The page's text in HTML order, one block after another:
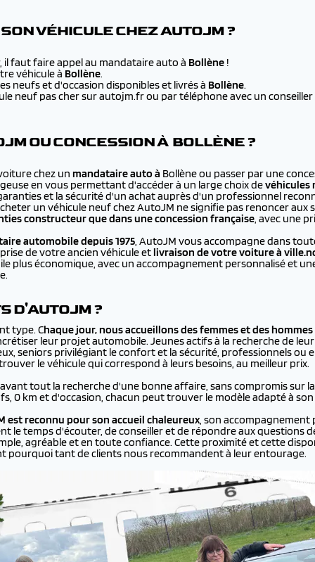
VÉHICULE CHEZ AUTOJM ?
faut faire appel au mandataire auto à Bollène !
véhicule à Bollène.
neufs et d'occasion disponibles et livrés à Bollène.
neuf pas cher sur autojm.fr ou par téléphone avec un conseiller
OU CONCESSION À BOLLÈNE ?
chez un mandataire auto à Bollène ou passer par une
en vous permettant d'accéder à un large choix devéhicules
et la sécurité d'un achat auprès d'un professionnel
un véhicule neuf chez AutoJM ne signifie pas renoncer
constructeur que dans une concession française, avec une
automobile depuis 1975, AutoJM vous accompagne dans
de votre ancien véhicule etlivraison de votre voiture à
plus économique, avec un accompagnement personnalisé et
D'AUTOJM ?
type. Chaque jour, nous accueillons des femmes et des
leur projet automobile. Jeunes actifs à la recherche de
seniors privilégiant le confort et la sécurité, professionnels ou
le véhicule qui correspond à leurs besoins, au meilleur prix.
tout la recherche d'une bonne affaire, sans compromis sur
0 km et d'occasion, chacun peut trouver le modèle adapté à
est reconnu pour son accueil chaleureux, son
le temps d'écouter, de conseiller et de répondre aux questions
agréable et en toute confiance. Cette proximité et cette
pourquoi tant de clients nous recommandent à leur entourage.